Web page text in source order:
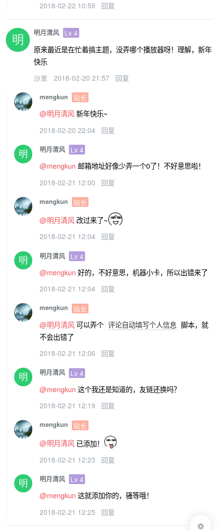
2018-02-22 10:59 回复
明月清风 Lv 4
原来最近是在忙着搞主题，没弄哪个播放器呀！理解，新年
快乐
沙发 2018-02-20 21:57 回复
mengkun 站长
@明月清风 新年快乐~
2018-02-20 22:04 回复
明月清风 Lv 4
@mengkun 邮箱地址好像少弄一个0了！不好意思啦！
2018-02-21 12:00 回复
mengkun 站长
@明月清风 改过来了~
2018-02-21 12:04 回复
明月清风 Lv 4
@mengkun 好的，不好意思，机器小卡，所以出错来了
2018-02-21 12:04 回复
mengkun 站长
@明月清风 可以弄个 评论自动填写个人信息 脚本，就
不会出错了
2018-02-21 12:06 回复
明月清风 Lv 4
@mengkun 这个我还是知道的，友链还换吗？
2018-02-21 12:19 回复
mengkun 站长
@明月清风 已添加！
2018-02-21 12:23 回复
明月清风 Lv 4
@mengkun 这就添加你的，骚等哦！
2018-02-21 12:25 回复